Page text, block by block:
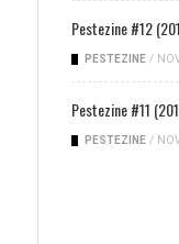
Pestezine #12
PESTEZINE /
Pestezine #11
PESTEZINE /